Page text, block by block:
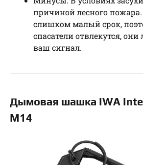
причиной лесного пожара.
слишком малый срок,
спасатели отвлекутся, они
ваш сигнал.
Дымовая шашка IWA
M14